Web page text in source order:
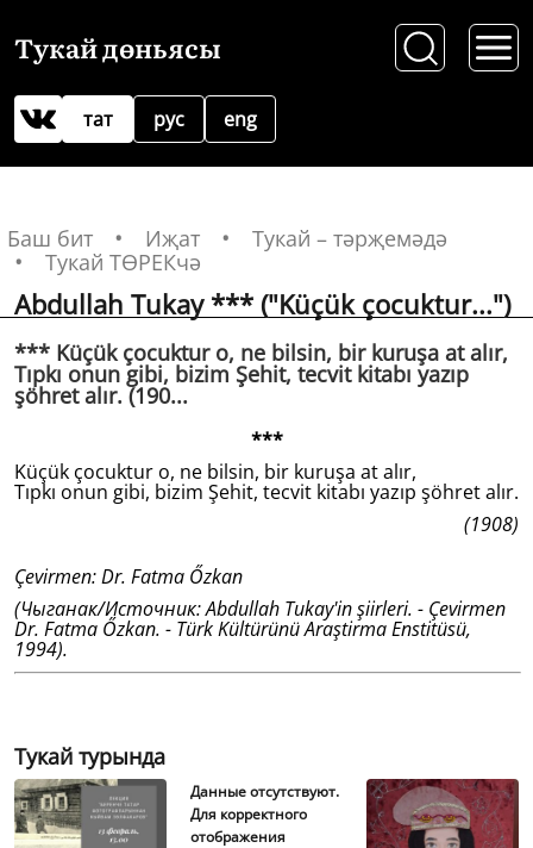
Тукай дөньясы
рус
тат eng
Баш бит Иҗат
Тукай – тәрҗемәдә
Тукай ТӨРЕКчә
Abdullah Tukay *** ("Küçük çocuktur...")
*** Küçük çocuktur o, ne bilsin, bir kuruşa at alır,
Tıpkı onun gibi, bizim Şehit, tecvit kitabı yazıp
şöhret alır. (190...
***
Küçük çocuktur o, ne bilsin, bir kuruşa at alır,
Tıpkı onun gibi, bizim Şehit, tecvit kitabı yazıp şöhret alır.
(1908)
Çevirmen: Dr. Fatma Őzkan
(Чыганак/Источник: Abdullah Tukay'in şiirleri. - Çevirmen
Dr. Fatma Őzkan. - Türk Kültürünü Araştirma Enstitüsü,
1994).
Тукай турында
Данные отсутствуют.
Для корректного
отображения